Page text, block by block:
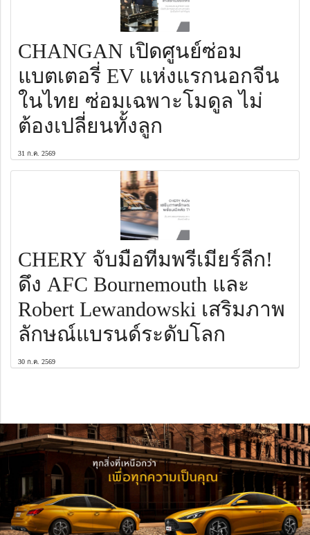
CHANGAN เปิดศูนย์ซ่อม
แบตเตอรี่ EV แห่งแรกนอกจีน
ในไทย ซ่อมเฉพาะโมดูล ไม่
ต้องเปลี่ยนทั้งลูก
31 ก.ค. 2569
CHERY จับมือทีมพรีเมียร์ลีก!
ดึง AFC Bournemouth และ
Robert Lewandowski เสริมภาพ
ลักษณ์แบรนด์ระดับโลก
30 ก.ค. 2569